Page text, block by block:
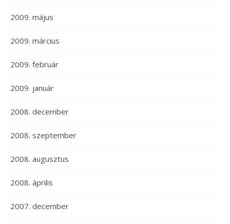
2009. május
2009. március
2009. február
2009. január
2008. december
2008. szeptember
2008. augusztus
2008. április
2007. december